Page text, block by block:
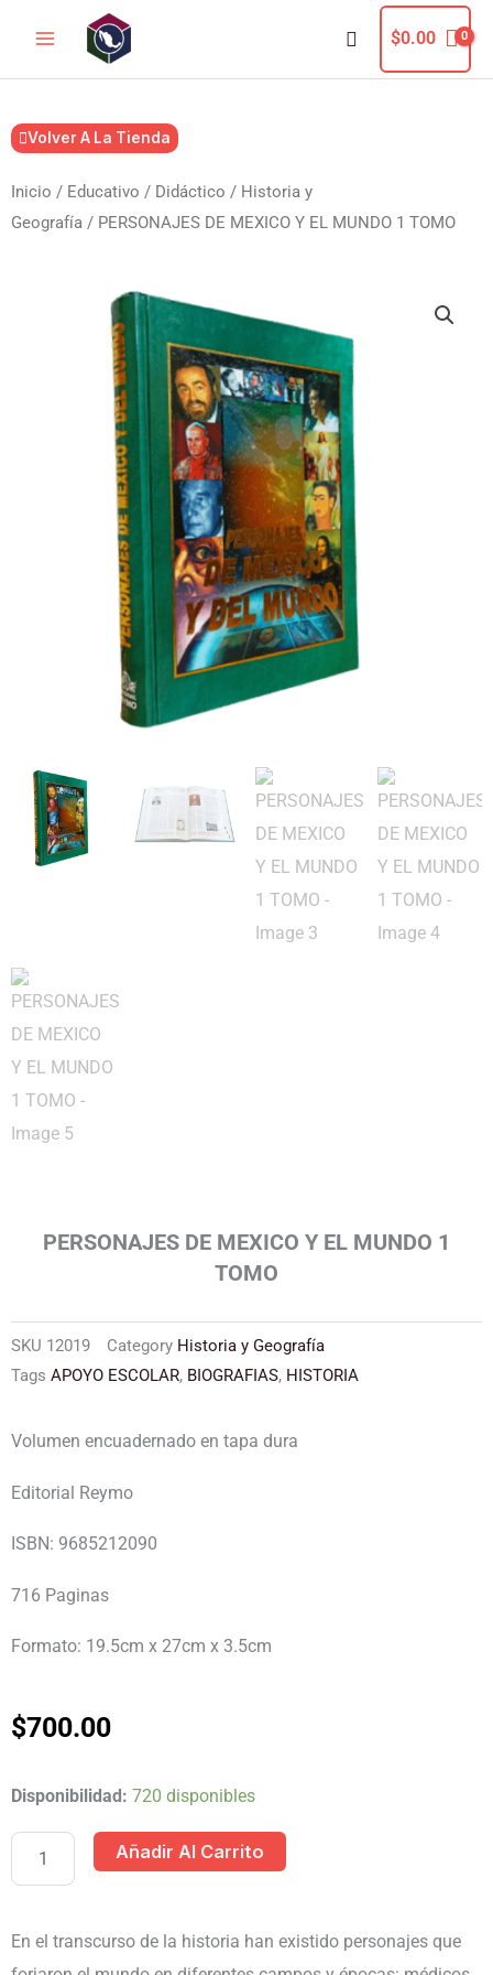
contenido
Buscar
$0.00
Volver A La Tienda
Inicio / Educativo / Didáctico / Historia y
Geografía / PERSONAJES DE MEXICO Y EL MUNDO 1 TOMO
PERSONAJES DE MEXICO Y EL MUNDO 1
TOMO
SKU 12019 Category Historia y Geografía
Tags APOYO ESCOLAR, BIOGRAFIAS, HISTORIA
Volumen encuadernado en tapa dura
Editorial Reymo
ISBN: 9685212090
716 Paginas
Formato: 19.5cm x 27cm x 3.5cm
$700.00
Disponibilidad: 720 disponibles
PERSONAJES
DE
MEXICO
Añadir Al Carrito
En el transcurso de la historia han existido personajes que